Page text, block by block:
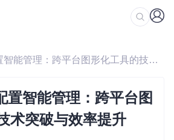
/ OpenCore配置智能管理：跨平台图形化工具的技术突破与效率提升
置智能管理：跨平台图
术突破与效率提升